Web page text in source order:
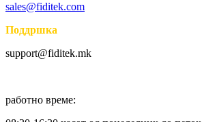
sales@fiditek.com
Поддршка
support@fiditek.mk
работно време: